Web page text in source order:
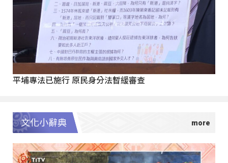
平埔專法已施行 原民身分法暫緩審查
文化小辭典